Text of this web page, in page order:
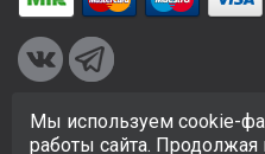
© 2005-2026 ООО «КСК». Сайт
Мы используем cookie-
работы сайта. Продолжая